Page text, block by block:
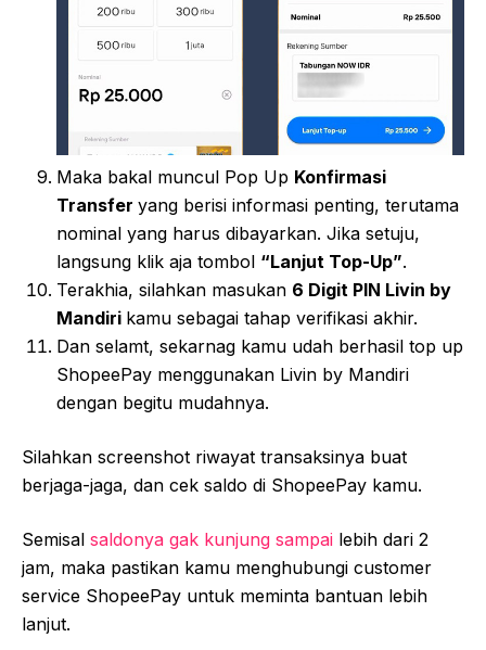
Maka bakal muncul Pop Up Konfirmasi
Transfer yang berisi informasi penting, terutama
nominal yang harus dibayarkan. Jika setuju,
langsung klik aja tombol “Lanjut Top-Up”.
Terakhia, silahkan masukan 6 Digit PIN Livin by
Mandiri kamu sebagai tahap verifikasi akhir.
Dan selamt, sekarnag kamu udah berhasil top up
ShopeePay menggunakan Livin by Mandiri
dengan begitu mudahnya.
Silahkan screenshot riwayat transaksinya buat
berjaga-jaga, dan cek saldo di ShopeePay kamu.
Semisal saldonya gak kunjung sampai lebih dari 2
jam, maka pastikan kamu menghubungi customer
service ShopeePay untuk meminta bantuan lebih
lanjut.